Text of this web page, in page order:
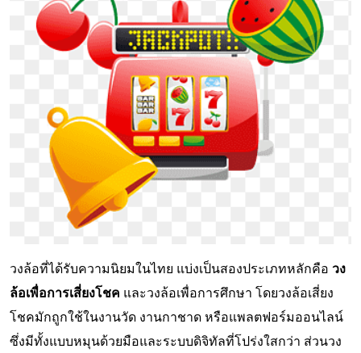
วงล้อที่ได้รับความนิยมในไทย แบ่งเป็นสองประเภทหลักคือ วง
ล้อเพื่อการเสี่ยงโชค และวงล้อเพื่อการศึกษา โดยวงล้อเสี่ยง
โชคมักถูกใช้ในงานวัด งานกาชาด หรือแพลตฟอร์มออนไลน์
ซึ่งมีทั้งแบบหมุนด้วยมือและระบบดิจิทัลที่โปร่งใสกว่า ส่วนวง